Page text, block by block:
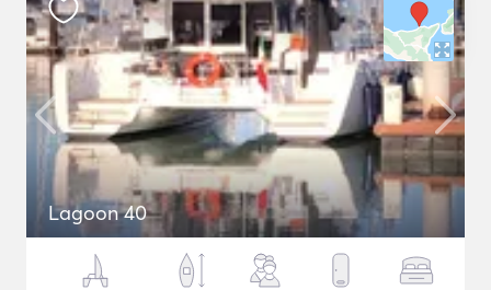
Lagoon 40